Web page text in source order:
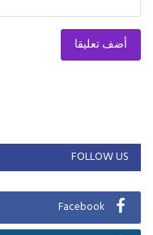
أضف تعليقا
FOLLOW US
Facebook